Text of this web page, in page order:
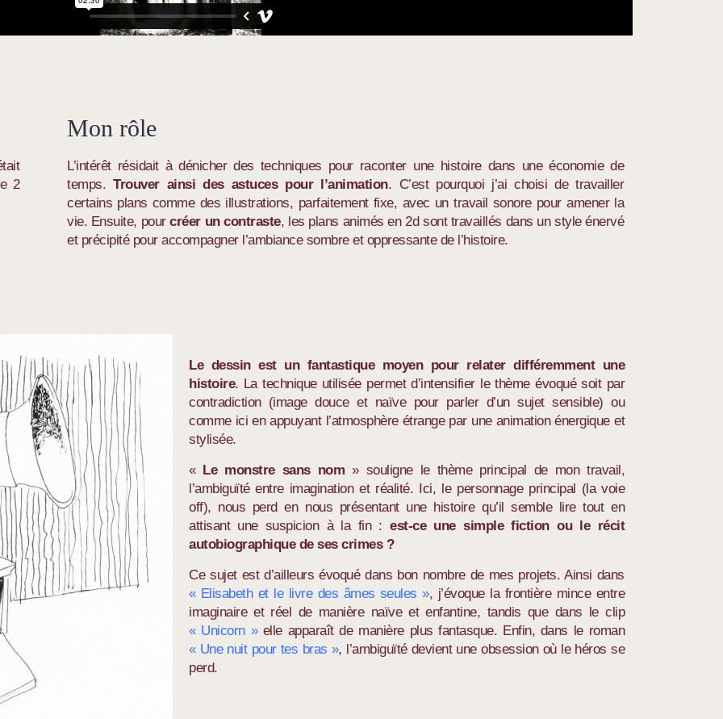
2
Mon rôle
L’intérêt résidait à dénicher des techniques pour raconter une histoire dans une économie de
temps.Trouver ainsi des astuces pour l’animation. C’est pourquoi j’ai choisi de travailler
certains plans comme des illustrations, parfaitement fixe, avec un travail sonore pour amener la
vie. Ensuite, pourcréer un contraste, les plans animés en 2d sont travaillés dans un style énervé
et précipité pour accompagner l’ambiance sombre et oppressante de l’histoire.
Le dessin est un fantastique moyen pour relater différemment une
histoire. La technique utilisée permet d’intensifier le thème évoqué soit par
contradiction (image douce et naïve pour parler d’un sujet sensible) ou
comme ici en appuyant l’atmosphère étrange par une animation énergique et
stylisée.
« Le monstre sans nom » souligne le thème principal de mon travail,
l’ambiguïté entre imagination et réalité. Ici, le personnage principal (la voie
off), nous perd en nous présentant une histoire qu’il semble lire tout en
attisant une suspicion à la fin :est-ce une simple fiction ou le récit
autobiographique de ses crimes ?
Ce sujet est d’ailleurs évoqué dans bon nombre de mes projets. Ainsi dans
« Elisabeth et le livre des âmes seules », j’évoque la frontière mince entre
imaginaire et réel de manière naïve et enfantine, tandis que dans le clip
« Unicorn »elle apparaît de manière plus fantasque. Enfin, dans le roman
« Une nuit pour tes bras », l’ambiguïté devient une obsession où le héros se
perd.